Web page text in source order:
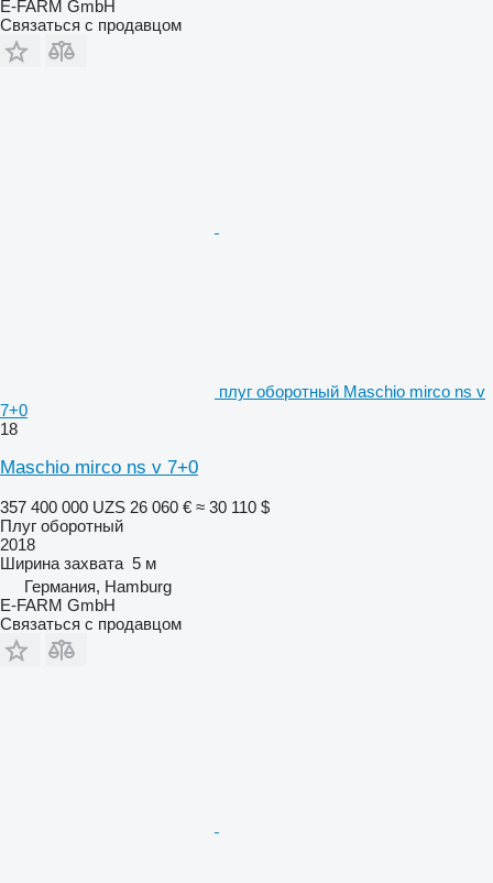
E-FARM GmbH
Связаться с продавцом
плуг оборотный Maschio mirco ns v
7+0
18
Maschio mirco ns v 7+0
357 400 000 UZS 26 060 € ≈ 30 110 $
Плуг оборотный
2018
Ширина захвата 5 м
Германия, Hamburg
E-FARM GmbH
Связаться с продавцом